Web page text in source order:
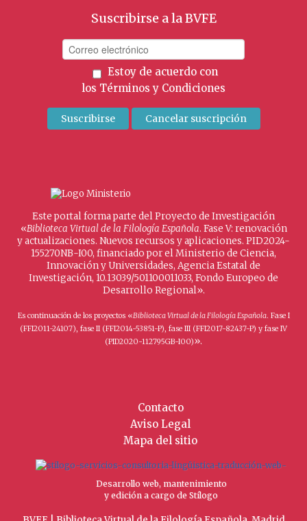
Suscribirse a la BVFE
Estoy de acuerdo con
los Términos y Condiciones
Este portal forma parte del Proyecto de Investigación
«Biblioteca Virtual de la Filología Española. Fase V: renovación
y actualizaciones. Nuevos recursos y aplicaciones. PID2024-
155270NB-I00, financiado por el Ministerio de Ciencia,
Innovación y Universidades, Agencia Estatal de
Investigación, 10.13039/501100011033, Fondo Europeo de
Desarrollo Regional».
Es continuación de los proyectos «Biblioteca Virtual de la Filología Española. Fase I
(FFI2011-24107), fase II (FFI2014-53851-P), fase III (FFI2017-82437-P) y fase IV
(PID2020-112795GB-I00)».
Contacto
Aviso Legal
Mapa del sitio
Desarrollo web, mantenimiento
y edición a cargo de Stílogo